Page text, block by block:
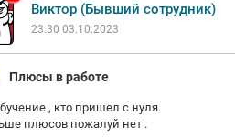
Виктор (Бывший сотрудник)
23:30 03.10.2023
Плюсы в работе
, кто пришел с нуля.
плюсов пожалуй нет .